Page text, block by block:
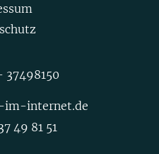
37498150
im-internet.de
49 81 51